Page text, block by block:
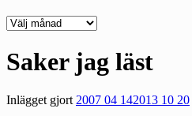
Deepedition
Saker jag läst
Inlägget gjort2007 04 142013 10 20